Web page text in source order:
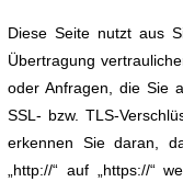
Diese Seite nutzt aus
Übertragung
oder Anfragen, die Sie
SSL- bzw. TLS-
erkennen Sie daran,
„http://“ auf „https://“